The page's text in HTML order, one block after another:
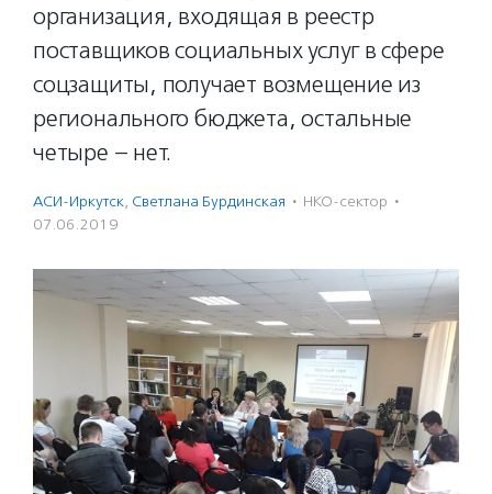
организация, входящая в реестр
поставщиков социальных услуг в сфере
соцзащиты, получает возмещение из
регионального бюджета, остальные
четыре – нет.
АСИ-Иркутск, Светлана Бурдинская · НКО-сектор ·
07.06.2019